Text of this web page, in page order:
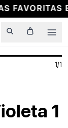
FAVORITAS
1/1
1